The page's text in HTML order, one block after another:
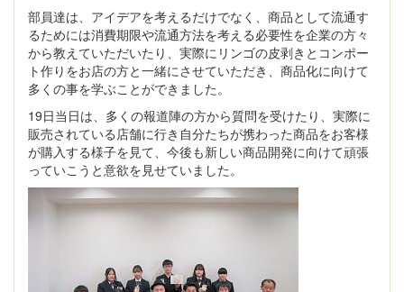
部員達は、アイデアを考えるだけでなく、商品として流通す
るためには消費期限や流通方法を考える必要性を企業の方々
から教えていただいたり、実際にリンゴの皮剥きとコンポー
ト作りをお店の方と一緒にさせていただき、商品化に向けて
多くの事を学ぶことができました。
19日当日は、多くの報道陣の方から質問を受けたり、実際に
販売されている店舗に行き自分たちが携わった商品をお客様
が購入する様子を見て、今後も新しい商品開発に向けて頑張
っていこうと意欲を見せていました。